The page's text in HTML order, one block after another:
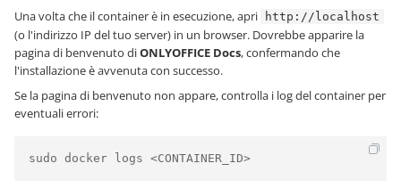
Una volta che il container è in esecuzione, apri http://localhost
(o l'indirizzo IP del tuo server) in un browser. Dovrebbe apparire la
pagina di benvenuto diONLYOFFICE Docs, confermando che
l'installazione è avvenuta con successo.
Se la pagina di benvenuto non appare, controlla i log del container per
eventuali errori:
sudo docker logs <CONTAINER_ID>